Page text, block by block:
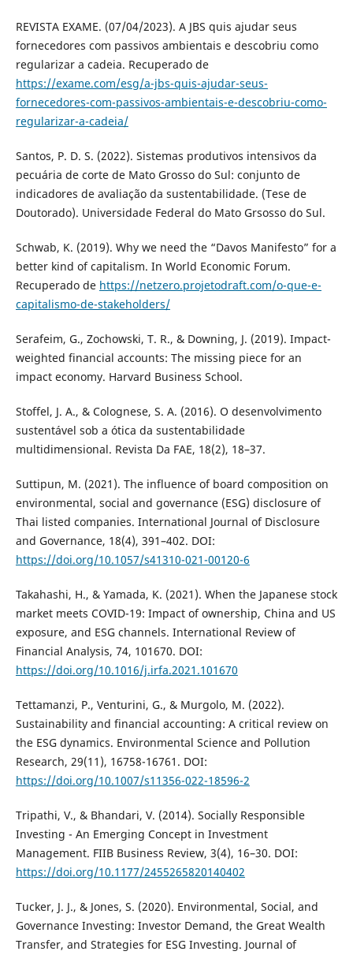
REVISTA EXAME. (07/04/2023). A JBS quis ajudar seus
fornecedores com passivos ambientais e descobriu como
regularizar a cadeia. Recuperado de
https://exame.com/esg/a-jbs-quis-ajudar-seus-
fornecedores-com-passivos-ambientais-e-descobriu-como-
regularizar-a-cadeia/
Santos, P. D. S. (2022). Sistemas produtivos intensivos da
pecuária de corte de Mato Grosso do Sul: conjunto de
indicadores de avaliação da sustentabilidade. (Tese de
Doutorado). Universidade Federal do Mato Grsosso do Sul.
Schwab, K. (2019). Why we need the “Davos Manifesto” for a
better kind of capitalism. In World Economic Forum.
Recuperado de https://netzero.projetodraft.com/o-que-e-
capitalismo-de-stakeholders/
Serafeim, G., Zochowski, T. R., & Downing, J. (2019). Impact-
weighted financial accounts: The missing piece for an
impact economy. Harvard Business School.
Stoffel, J. A., & Colognese, S. A. (2016). O desenvolvimento
sustentável sob a ótica da sustentabilidade
multidimensional. Revista Da FAE, 18(2), 18–37.
Suttipun, M. (2021). The influence of board composition on
environmental, social and governance (ESG) disclosure of
Thai listed companies. International Journal of Disclosure
and Governance, 18(4), 391–402. DOI:
https://doi.org/10.1057/s41310-021-00120-6
Takahashi, H., & Yamada, K. (2021). When the Japanese stock
market meets COVID-19: Impact of ownership, China and US
exposure, and ESG channels. International Review of
Financial Analysis, 74, 101670. DOI:
https://doi.org/10.1016/j.irfa.2021.101670
Tettamanzi, P., Venturini, G., & Murgolo, M. (2022).
Sustainability and financial accounting: A critical review on
the ESG dynamics. Environmental Science and Pollution
Research, 29(11), 16758-16761. DOI:
https://doi.org/10.1007/s11356-022-18596-2
Tripathi, V., & Bhandari, V. (2014). Socially Responsible
Investing - An Emerging Concept in Investment
Management. FIIB Business Review, 3(4), 16–30. DOI:
https://doi.org/10.1177/2455265820140402
Tucker, J. J., & Jones, S. (2020). Environmental, Social, and
Governance Investing: Investor Demand, the Great Wealth
Transfer, and Strategies for ESG Investing. Journal of